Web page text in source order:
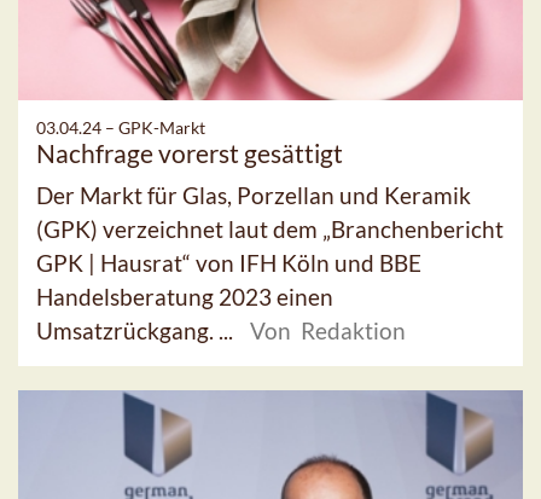
03.04.24 – GPK-Markt
Nachfrage vorerst gesättigt
Der Markt für Glas, Porzellan und Keramik
(GPK) verzeichnet laut dem „Branchenbericht
GPK | Hausrat“ von IFH Köln und BBE
Handelsberatung 2023 einen
Umsatzrückgang. ...
Von Redaktion